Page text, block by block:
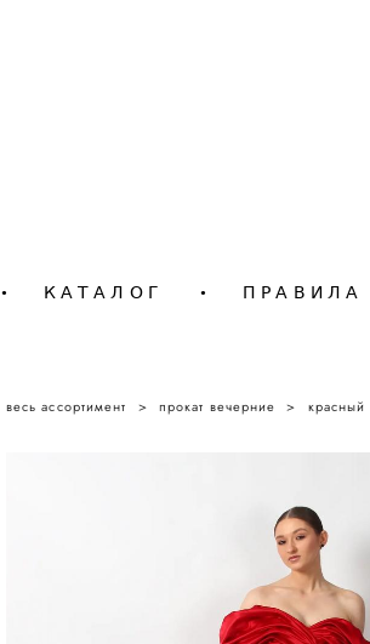
• КАТАЛОГ • ПРАВИЛА
весь ассортимент > прокат вечерние > красный